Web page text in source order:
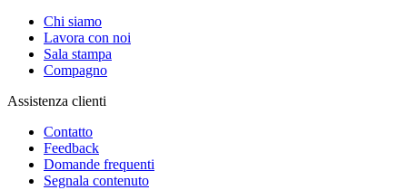
Chi siamo
Lavora con noi
Sala stampa
Compagno
Assistenza clienti
Contatto
Feedback
Domande frequenti
Segnala contenuto